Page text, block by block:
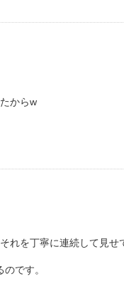
からw
れを丁寧に連続して見
です。